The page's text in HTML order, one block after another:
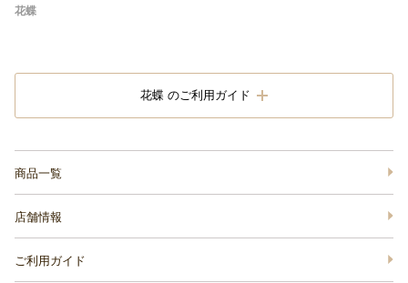
花蝶
花蝶 のご利用ガイド
商品一覧
店舗情報
ご利用ガイド